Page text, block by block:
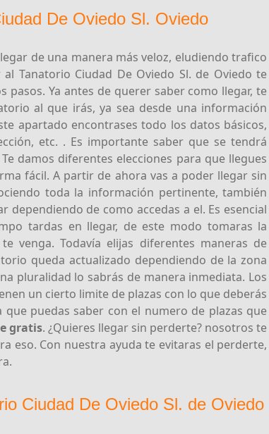
De Oviedo Sl. Oviedo
de una manera más veloz, eludiendo trafico
Tanatorio Ciudad De Oviedo Sl. de Oviedo te
pasos. Ya antes de querer saber como llegar, te
al que irás, ya sea desde una información
apartado encontrases todo los datos básicos,
etc. . Es importante saber que se tendrá
damos diferentes elecciones para que llegues
fácil. A partir de ahora vas a poder llegar sin
toda la información pertinente, también
dependiendo de como accedas a el. Es esencial
tardas en llegar, de este modo tomaras la
venga. Todavía elijas diferentes maneras de
queda actualizado dependiendo de la zona
pluralidad lo sabrás de manera inmediata. Los
un cierto limite de plazas con lo que deberás
puedas saber con el numero de plazas que
gratis. ¿Quieres llegar sin perderte? nosotros te
eso. Con nuestra ayuda te evitaras el perderte,
Ciudad De Oviedo Sl. de Oviedo